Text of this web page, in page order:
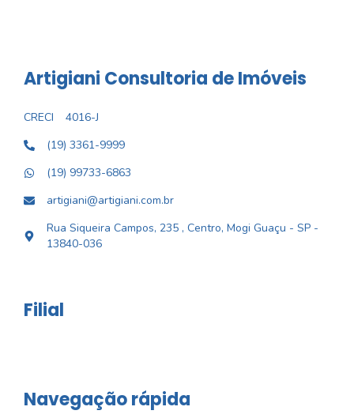
Artigiani Consultoria de Imóveis
CRECI
4016-J
(19) 3361-9999
(19) 99733-6863
artigiani@artigiani.com.br
Rua Siqueira Campos, 235 , Centro, Mogi Guaçu - SP -
13840-036
Filial
Navegação rápida